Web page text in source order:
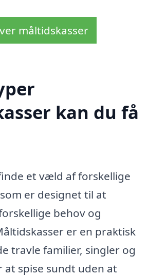
måltidskasser
kan du få
et væld af forskellige
er designet til at
behov og
er en praktisk
travle familier, singler og
at spise sundt uden at